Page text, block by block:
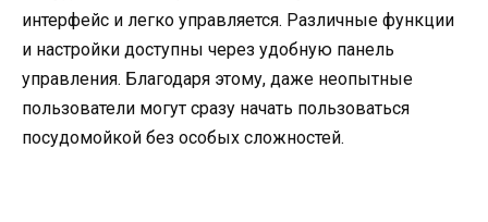
интерфейс и легко управляется. Различные функции
и настройки доступны через удобную панель
управления. Благодаря этому, даже неопытные
пользователи могут сразу начать пользоваться
посудомойкой без особых сложностей.